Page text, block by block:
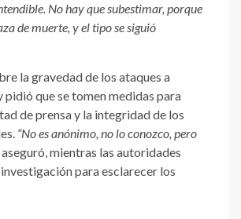
No hay que subestimar, porque
de muerte, y el tipo se siguió
la gravedad de los ataques a
pidió que se tomen medidas para
de prensa y la integridad de los
“No es anónimo, no lo conozco, pero
aseguró, mientras las autoridades
para esclarecer los